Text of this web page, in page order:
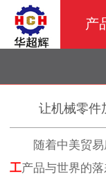
产
让机械零件
随着中美贸
工产品与世界的